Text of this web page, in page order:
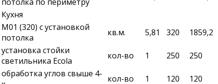
Кухня
М01 (320) с установкой
потолка
кв.м. 5,81 320
1859,2
установка стойки
светильника Ecola
кол-во 1 250
250
обработка углов свыше 4- кол-во 1 120
120